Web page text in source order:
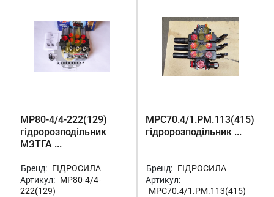
МР80-4/4-222(129)
гідророзподільник
МЗТГА ...
Бренд: ГІДРОСИЛА
Артикул: МР80-4/4-
222(129)
МРС70.4/1.РМ.113(415)
гідророзподільник ...
Бренд: ГІДРОСИЛА
Артикул:
МРС70.4/1.РМ.113(415)